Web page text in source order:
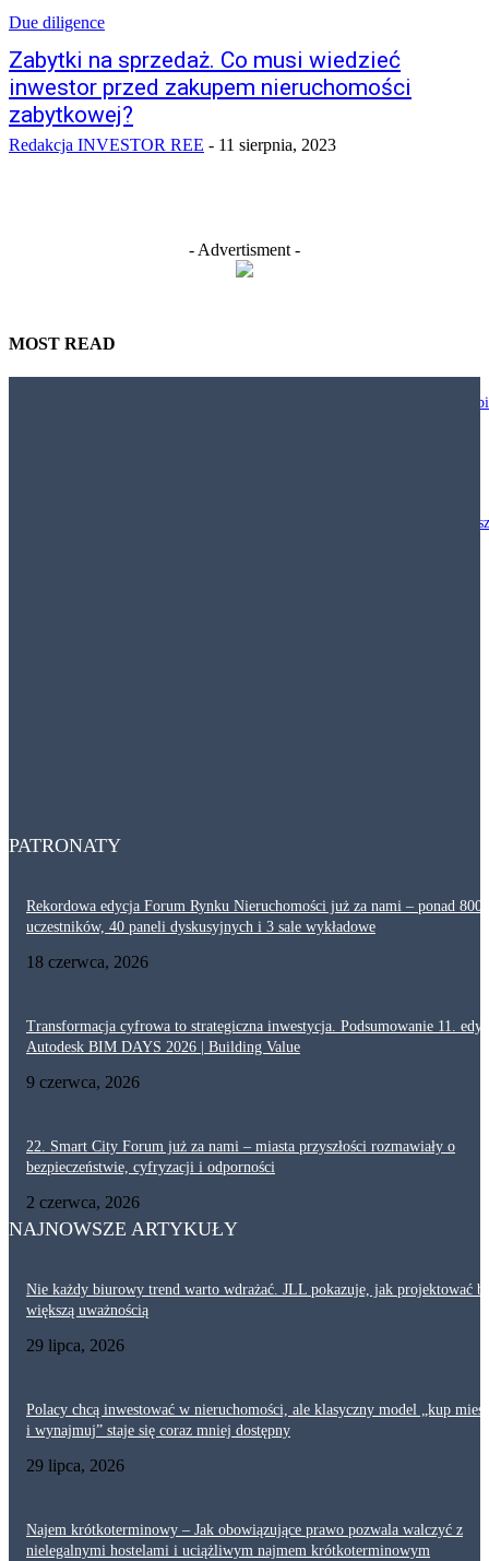
Due diligence
Zabytki na sprzedaż. Co musi wiedzieć
inwestor przed zakupem nieruchomości
zabytkowej?
Redakcja INVESTOR REE - 11 sierpnia, 2023
- Advertisment -
MOST READ
Nie każdy biurowy trend warto wdrażać. JLL pokazuje, jak projektować
Polacy chcą inwestować w nieruchomości, ale klasyczny model „kup
PATRONATY
Rekordowa edycja Forum Rynku Nieruchomości już za nami – ponad 800
uczestników, 40 paneli dyskusyjnych i 3 sale wykładowe
18 czerwca, 2026
Transformacja cyfrowa to strategiczna inwestycja. Podsumowanie 11.
Autodesk BIM DAYS 2026 | Building Value
9 czerwca, 2026
22. Smart City Forum już za nami – miasta przyszłości rozmawiały o
bezpieczeństwie, cyfryzacji i odporności
2 czerwca, 2026
NAJNOWSZE ARTYKUŁY
Nie każdy biurowy trend warto wdrażać. JLL pokazuje, jak projektować
większą uważnością
29 lipca, 2026
Polacy chcą inwestować w nieruchomości, ale klasyczny model „kup
i wynajmuj” staje się coraz mniej dostępny
29 lipca, 2026
Najem krótkoterminowy – Jak obowiązujące prawo pozwala walczyć z
nielegalnymi hostelami i uciążliwym najmem krótkoterminowym